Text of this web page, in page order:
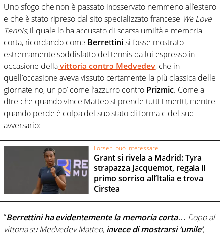
Uno sfogo che non è passato inosservato nemmeno all’estero
e che è stato ripreso dal sito specializzato francese We Love
Tennis, il quale lo ha accusato di scarsa umiltà e memoria
corta, ricordando come Berrettinisi fosse mostrato
estremamente soddisfatto del tennis da lui espresso in
occasione dellavittoria contro Medvedev, che in
quell’occasione aveva vissuto certamente la più classica delle
giornate no, un po’ come l’azzurro contro Prizmic. Come a
dire che quando vince Matteo si prende tutti i meriti, mentre
quando perde è colpa del suo stato di forma e del suo
avversario:
Forse ti può interessare
Grant si rivela a Madrid: Tyra
strapazza Jacquemot, regala il
primo sorriso all’Italia e trova
Cirstea
“Berrettini ha evidentemente la memoria corta… Dopo al
vittoria su Medvedev Matteo, invece di mostrarsi ‘umile’,